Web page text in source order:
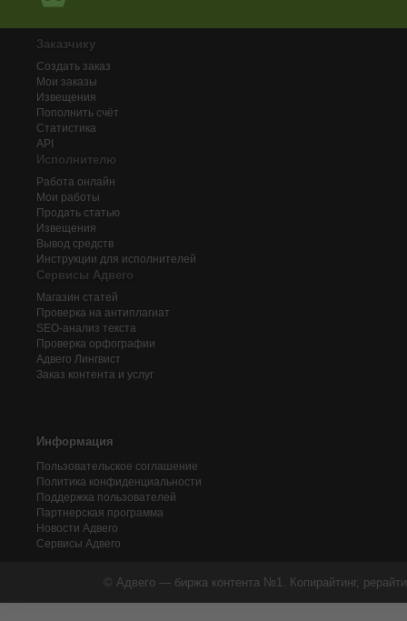
Заказчику
Создать заказ
Мои заказы
Извещения
Пополнить счёт
Статистика
API
Исполнителю
Работа онлайн
Мои работы
Продать статью
Извещения
Вывод средств
Инструкции для исполнителей
Сервисы Адвего
Магазин статей
Проверка на антиплагиат
SEO-анализ текста
Проверка орфографии
Адвего Лингвист
Заказ контента и услуг
Информация
Пользовательское соглашение
Политика конфиденциальности
Поддержка пользователей
Партнерская программа
Новости Адвего
Сервисы Адвего
© Адвего — биржа контента №1. Копирайтинг,